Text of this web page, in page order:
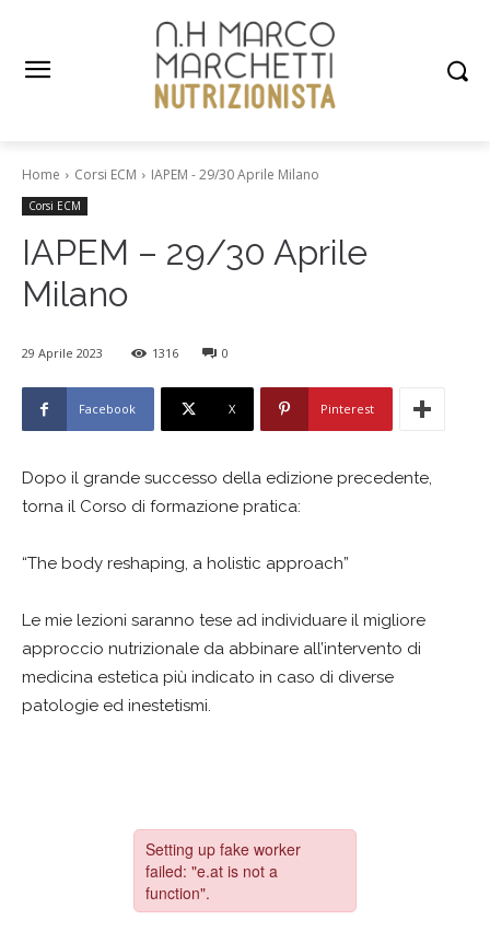
Home Corsi ECM IAPEM - 29/30 Aprile Milano
Corsi ECM
IAPEM – 29/30 Aprile
Milano
29 Aprile 2023 1316 0
Facebook X Pinterest
Dopo il grande successo della edizione precedente,
torna il Corso di formazione pratica:
“The body reshaping, a holistic approach”
Le mie lezioni saranno tese ad individuare il migliore
approccio nutrizionale da abbinare all’intervento di
medicina estetica più indicato in caso di diverse
patologie ed inestetismi.